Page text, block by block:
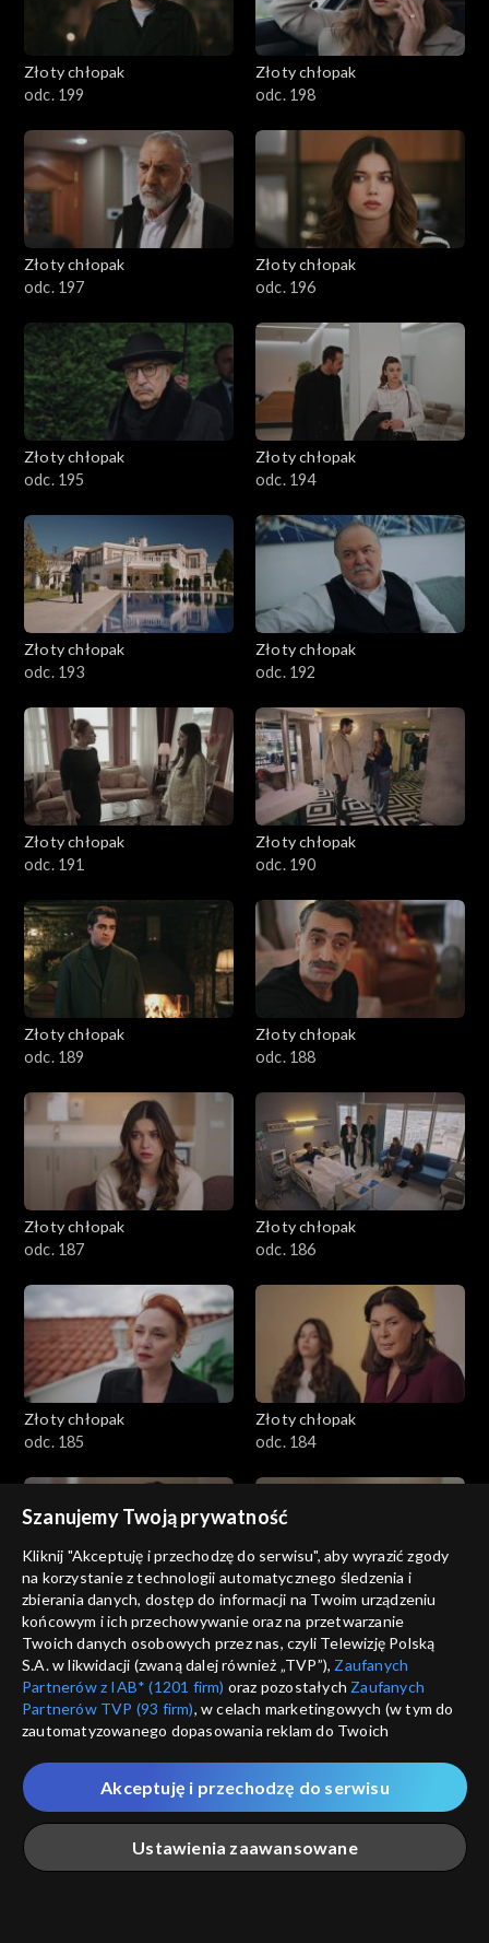
Złoty chłopak
odc. 199
Złoty chłopak
odc. 198
Złoty chłopak
odc. 197
Złoty chłopak
odc. 196
Złoty chłopak
odc. 195
Złoty chłopak
odc. 194
Złoty chłopak
odc. 193
Złoty chłopak
odc. 192
Złoty chłopak
odc. 191
Złoty chłopak
odc. 190
Złoty chłopak
odc. 189
Złoty chłopak
odc. 188
Złoty chłopak
odc. 187
Złoty chłopak
odc. 186
Złoty chłopak
odc. 185
Złoty chłopak
odc. 184
Złoty chłopak
odc. 183
Złoty chłopak
odc. 182
Złoty chłopak
odc. 181
Złoty chłopak
odc. 180
Szanujemy Twoją prywatność
Kliknij "Akceptuję i przechodzę do serwisu", aby wyrazić zgody
na korzystanie z technologii automatycznego śledzenia i
zbierania danych, dostęp do informacji na Twoim urządzeniu
końcowym i ich przechowywanie oraz na przetwarzanie
Twoich danych osobowych przez nas, czyli Telewizję Polską
S.A. w likwidacji (zwaną dalej również „TVP”), Zaufanych
Partnerów z IAB* (1201 firm) oraz pozostałych Zaufanych
Partnerów TVP (93 firm), w celach marketingowych (w tym do
zautomatyzowanego dopasowania reklam do Twoich
które wskazujemy poniżej, a także zgody na udostępnianie
przez nas identyfikatora PPID do Google.
Twoje dane osobowe zbierane podczas odwiedzania przez
Ciebie naszych
poszczególnych serwisówzwanych dalej
„Portalem”, w tym informacje zapisywane za pomocą
Ustawienia zaawansowane
Akceptuję i przechodzę do serwisu